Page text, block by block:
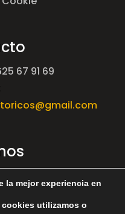
67 91 69
la mejor experiencia en
cookies utilizamos o